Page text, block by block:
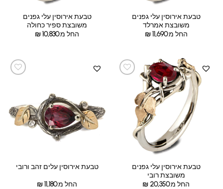
טבעת אירוסין עלי גפנים
משובצת אמרלד
החל מ:
₪11,690
טבעת אירוסין עלי גפנים
משובצת ספיר כחולה
החל מ:
₪10,830
טבעת אירוסין עלי גפנים
משובצת רובי
החל מ:
₪ 20,350
טבעת אירוסין עלים זהב ורובי
החל מ: ₪11,180